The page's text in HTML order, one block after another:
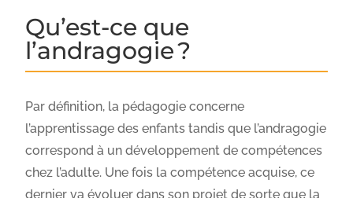
Qu’est-ce que
l’andragogie ?
Par définition, la pédagogie concerne
l’apprentissage des enfants tandis que l’andragogie
correspond à un développement de compétences
chez l’adulte. Une fois la compétence acquise, ce
dernier va évoluer dans son projet de sorte que la